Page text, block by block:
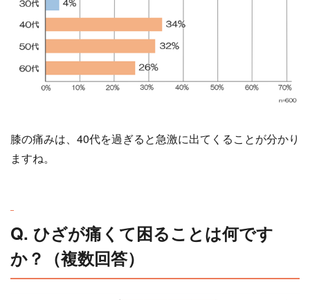
膝の痛みは、40代を過ぎると急激に出てくることが分かり
ますね。
Q. ひざが痛くて困ることは何です
か？（複数回答）